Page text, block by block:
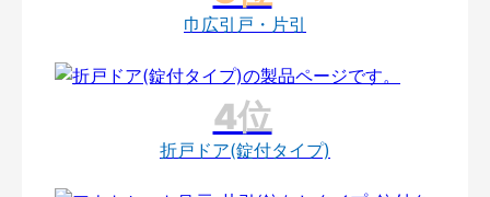
巾広引戸・片引
折戸ドア(錠付タイプ)